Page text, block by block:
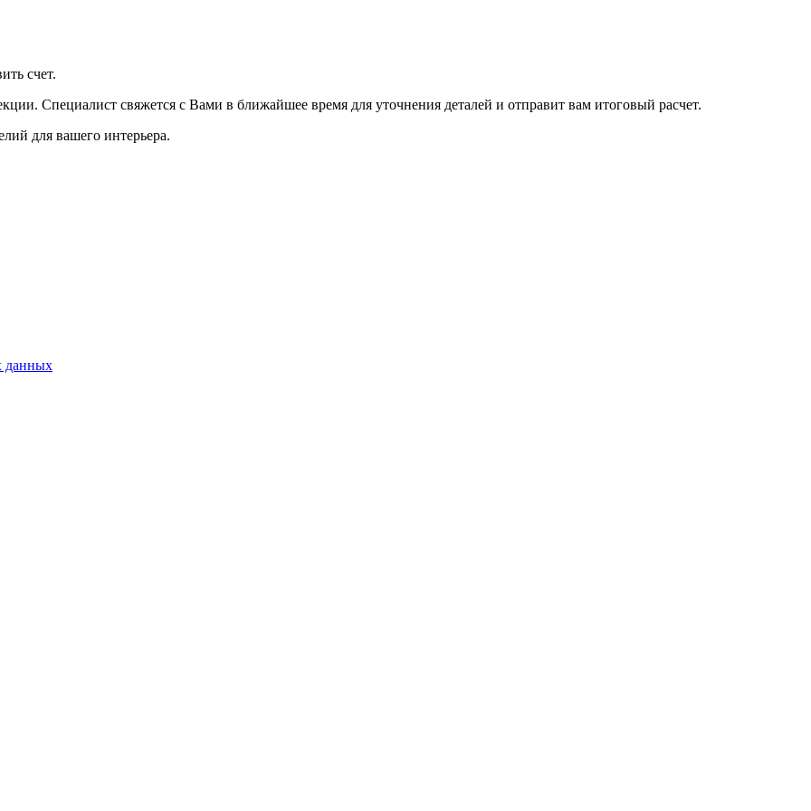
счет.
Специалист свяжется с Вами в ближайшее время для уточнения деталей и отправит вам итоговый расчет.
для вашего интерьера.
данных